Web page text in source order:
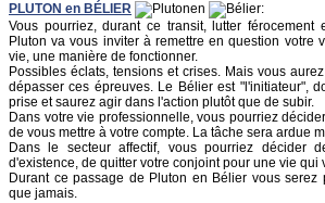
PLUTON en BÉLIER en
:
Vous pourriez, durant ce transit, lutter férocement
Pluton va vous inviter à remettre en question votre
vie, une manière de fonctionner.
Possibles éclats, tensions et crises. Mais vous
dépasser ces épreuves. Le Bélier est "l'initiateur",
prise et saurez agir dans l'action plutôt que de subir.
Dans votre vie professionnelle, vous pourriez
de vous mettre à votre compte. La tâche sera ardue
Dans le secteur affectif, vous pourriez décider
d'existence, de quitter votre conjoint pour une vie qui
Durant ce passage de Pluton en Bélier vous serez
que jamais.